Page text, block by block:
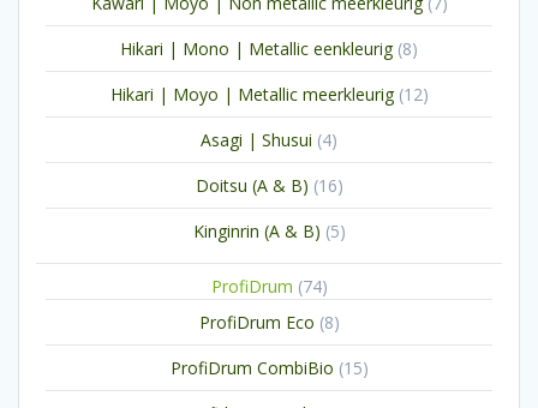
producten
Hikari | Mono | Metallic eenkleurig 88
producten
Hikari | Moyo | Metallic meerkleurig 1212
producten
Asagi | Shusui 44
producten
Doitsu (A & B) 1616
producten
Kinginrin (A & B) 55
ProfiDrum 7474
ProfiDrum Eco 88
producten
ProfiDrum CombiBio 1515
producten